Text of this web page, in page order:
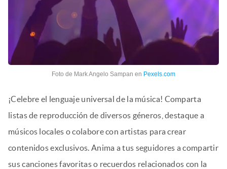
Foto de Mark Angelo Sampan en Pexels.com
¡Celebre el lenguaje universal de la música! Comparta
listas de reproducción de diversos géneros, destaque a
músicos locales o colabore con artistas para crear
contenidos exclusivos. Anima a tus seguidores a compartir
sus canciones favoritas o recuerdos relacionados con la